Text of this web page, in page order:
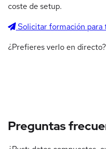
coste de setup.
Solicitar formación para
¿Prefieres verlo en directo?
Preguntas